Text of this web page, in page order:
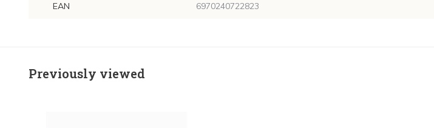
EAN 6970240722823
Previously viewed